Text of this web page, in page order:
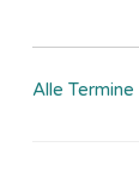
Alle Termine